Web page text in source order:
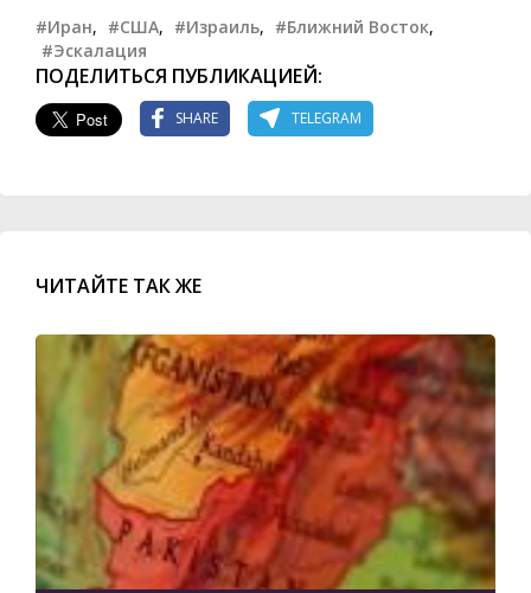
#Иран, #США, #Израиль, #Ближний Восток,
#Эскалация
ПОДЕЛИТЬСЯ ПУБЛИКАЦИЕЙ:
SHARE TELEGRAM
ЧИТАЙТЕ ТАК ЖЕ